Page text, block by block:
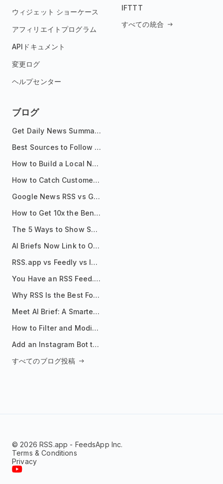
ウィジェット ショーケース
アフィリエイトプログラム
APIドキュメント
変更ログ
ヘルプセンター
IFTTT
すべての統合
ブログ
Get Daily News Summaries About Any Topic in Telegram, Discord, Slack, and Email
Best Sources to Follow for Crypto News in Your Reader (2026)
How to Build a Local News Hub That Updates Itself
How to Catch Customer Problems Before They Become Support Tickets
Google News RSS vs Google Alerts: Which Is Better for News Monitoring?
How to Get 10x the Benefits of Google Alerts
The 5 Ways to Show Sources in Your AI Brief, And When to Use Each
AI Briefs Now Link to Original Sources. Here's Why It Matters
RSS.app vs Feedly vs Inoreader: Which One Is Actually Right for You?
You Have an RSS Feed. Now What?
Why RSS Is the Best Format for AI Agents in 2026
Meet AI Brief: A Smarter Way to Stay on Top of Information
How to Filter and Modify RSS Feeds
Add an Instagram Bot to Your Telegram Channel, Group, or Topic
すべてのブログ投稿
© 2026 RSS.app - FeedsApp Inc.
Terms & Conditions
Privacy